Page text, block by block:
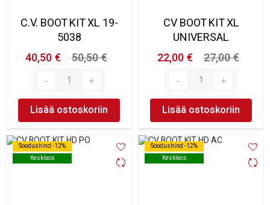
C.V. BOOT KIT XL 19-
5038
40,50 €
50,50 €
Lisää ostoskoriin
CV BOOT KIT XL
UNIVERSAL
22,00 €
27,00 €
Lisää ostoskoriin
Soodushind -12%
Kesklaos
Soodushind -12%
Kesklaos
Soodushind -12%
Kesklaos
Soodushind -12%
Kesklaos